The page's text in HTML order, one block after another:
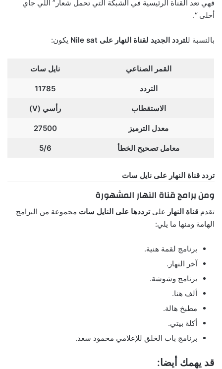
فهي تعد القناة الرئيسية في الشبكة التي تحمل شعار” اللي جاي
أحلى “.
بالنسبة للتردد الجديد لقناة النهار على Nile sat يكون:
القمر الصناعي نايل سات
التردد 11785
الاستقطاب رأسي (V)
معدل الترميز 27500
معامل تصحيح الخطأ 5/6
تردد قناة النهار على نايل سات
ومن برامج قناة النهار المشهورة
تقدم قناة النهار علىترددها على النايل سات مجموعة من البرامج
الهامة ومنها ما يلي:
برنامج لقمة هنية.
آخر النهار.
برنامج وشوشة.
ألف هنا.
مطبخ هالة.
أكلة بيتي.
برنامج باب الخلق للإعلامي محمود سعد.
قد يهمك أيضا: